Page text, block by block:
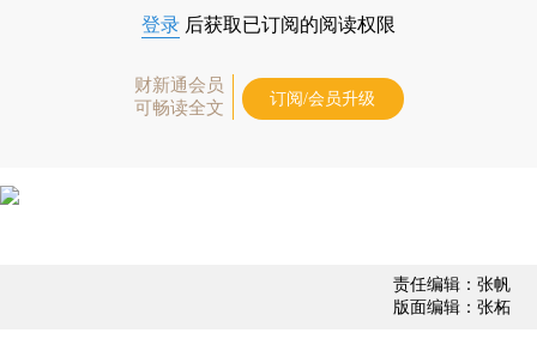
登录 后获取已订阅的阅读权限
财新通会员
可畅读全文
订阅/会员升级
责任编辑：张帆
版面编辑：张柘